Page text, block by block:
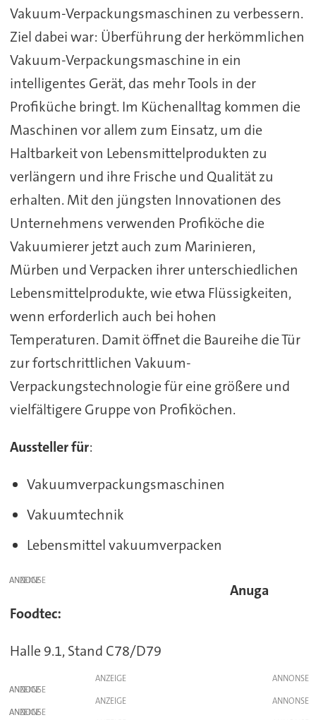
Vakuum-Verpackungsmaschinen zu verbessern.
Ziel dabei war: Überführung der herkömmlichen
Vakuum-Verpackungsmaschine in ein
intelligentes Gerät, das mehr Tools in der
Profiküche bringt. Im Küchenalltag kommen die
Maschinen vor allem zum Einsatz, um die
Haltbarkeit von Lebensmittelprodukten zu
verlängern und ihre Frische und Qualität zu
erhalten. Mit den jüngsten Innovationen des
Unternehmens verwenden Profiköche die
Vakuumierer jetzt auch zum Marinieren,
Mürben und Verpacken ihrer unterschiedlichen
Lebensmittelprodukte, wie etwa Flüssigkeiten,
wenn erforderlich auch bei hohen
Temperaturen. Damit öffnet die Baureihe die Tür
zur fortschrittlichen Vakuum-
Verpackungstechnologie für eine größere und
vielfältigere Gruppe von Profiköchen.
Aussteller für:
Vakuumverpackungsmaschinen
Vakuumtechnik
Lebensmittel vakuumverpacken
ANZEIGE
Anuga
Foodtec:
Halle 9.1, Stand C78/D79
ANZEIGE
ANZEIGE
ANZEIGE
ANZEIGE